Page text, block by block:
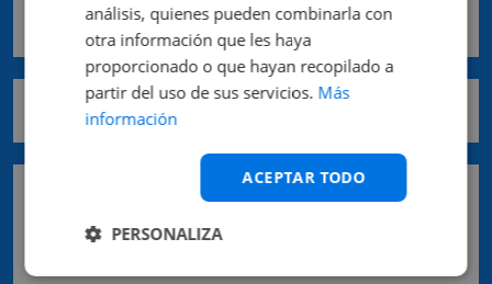
Comunidad *
Provincia *
análisis, quienes pueden combinarla con
otra información que les haya
proporcionado o que hayan recopilado a
partir del uso de sus servicios. Más
información
ACEPTAR TODO
PERSONALIZA